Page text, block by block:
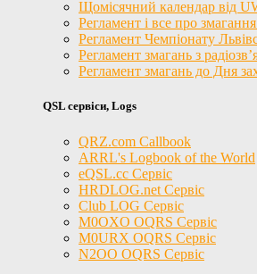
Щомісячний календар від
Регламент і все про
Регламент Чемпіонату
Регламент змагань з
Регламент змагань до Дня
QSL сервіси, Logs
QRZ.com Callbook
ARRL's Logbook of the World
eQSL.cc Сервіс
HRDLOG.net Сервіс
Club LOG Сервіс
M0OXO OQRS Сервіс
M0URX OQRS Сервіс
N2OO OQRS Сервіс